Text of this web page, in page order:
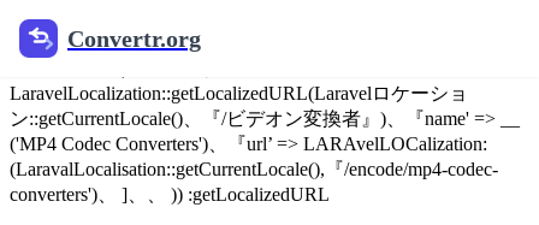
@include('components.jsonld.breadcrumb', [ 'breadcrumbs' =>
[「名」 => __(ホーム)、『URL』 => キャノニック_url('/')、
LaravelLocalization::getLocalizedURL(Laravelロケーショ
ン::getCurrentLocale()、『/ビデオン変換者』)、『name' => __
('MP4 Codec Converters')、『url’ => LARAvelLOCalization:
(LaravalLocalisation::getCurrentLocale(),『/encode/mp4-codec-
converters')、 ]、、 )) :getLocalizedURL
Convertr.org